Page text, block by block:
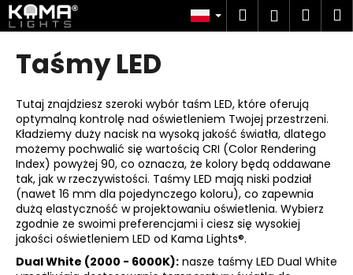
Przejść
do
treści
SzukajZaloguj
Taśmy LED
Tutaj znajdziesz szeroki wybór taśm LED, które oferują
optymalną kontrolę nad oświetleniem Twojej przestrzeni.
Kładziemy duży nacisk na wysoką jakość światła, dlatego
możemy pochwalić się wartością CRI (Color Rendering
Index) powyżej 90, co oznacza, że kolory będą oddawane
tak, jak w rzeczywistości. Taśmy LED mają niski podział
(nawet 16 mm dla pojedynczego koloru), co zapewnia
dużą elastyczność w projektowaniu oświetlenia. Wybierz
zgodnie ze swoimi preferencjami i ciesz się wysokiej
jakości oświetleniem LED od Kama Lights®.
Dual White (2000 - 6000K): nasze taśmy LED Dual White
K
o
powrotem
powrotem
z
e
g
o
s
z
u
k